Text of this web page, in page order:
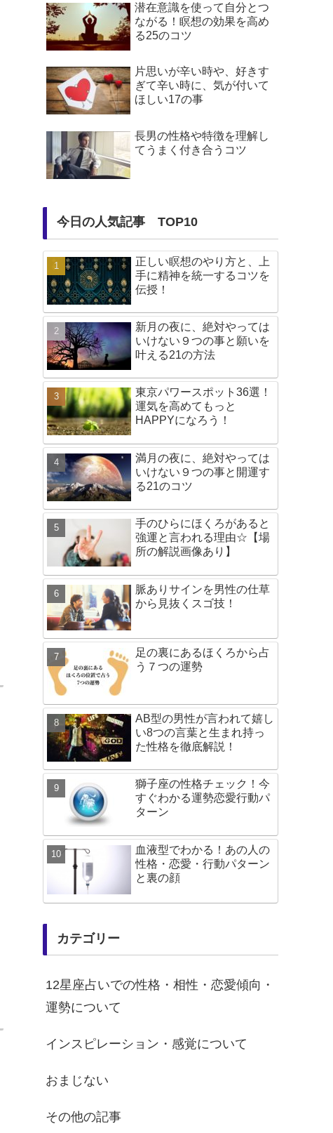
潜在意識を使って自分とつ
ながる！瞑想の効果を高め
る25のコツ
片思いが辛い時や、好きす
ぎて辛い時に、気が付いて
ほしい17の事
長男の性格や特徴を理解し
てうまく付き合うコツ
今日の人気記事 TOP10
正しい瞑想のやり方と、上
手に精神を統一するコツを
伝授！
新月の夜に、絶対やっては
いけない９つの事と願いを
叶える21の方法
東京パワースポット36選！
運気を高めてもっと
HAPPYになろう！
満月の夜に、絶対やっては
いけない９つの事と開運す
る21のコツ
手のひらにほくろがあると
強運と言われる理由☆【場
所の解説画像あり】
脈ありサインを男性の仕草
から見抜くスゴ技！
足の裏にあるほくろから占
う７つの運勢
AB型の男性が言われて嬉し
い8つの言葉と生まれ持っ
た性格を徹底解説！
獅子座の性格チェック！今
すぐわかる運勢恋愛行動パ
ターン
血液型でわかる！あの人の
性格・恋愛・行動パターン
と裏の顔
カテゴリー
12星座占いでの性格・相性・恋愛傾向・
運勢について
インスピレーション・感覚について
おまじない
その他の記事